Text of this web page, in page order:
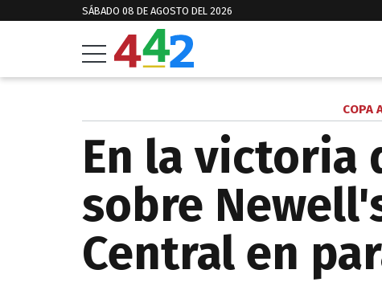
SÁBADO 08 DE AGOSTO DEL 2026
COPA
En la victoria
sobre
Central en